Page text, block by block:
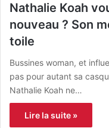
Nathalie Koah
nouveau ? Son
toile
Bussines woman, et
pas pour autant sa
Nathalie Koah ne…
Lire la suite »